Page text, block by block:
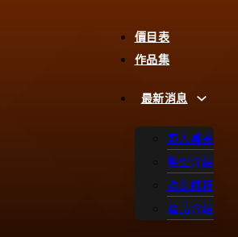
價目表
作品集
最新消息
野人桌遊
髮型介紹
教育課程
產品介紹